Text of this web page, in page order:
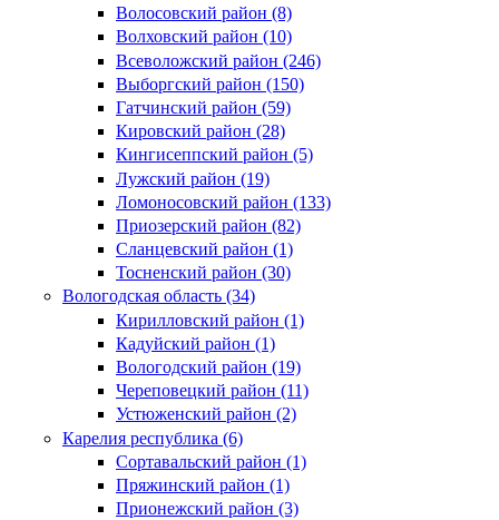
Волосовский район (8)
Волховский район (10)
Всеволожский район (246)
Выборгский район (150)
Гатчинский район (59)
Кировский район (28)
Кингисеппский район (5)
Лужский район (19)
Ломоносовский район (133)
Приозерский район (82)
Сланцевский район (1)
Тосненский район (30)
Вологодская область (34)
Кирилловский район (1)
Кадуйский район (1)
Вологодский район (19)
Череповецкий район (11)
Устюженский район (2)
Карелия республика (6)
Сортавальский район (1)
Пряжинский район (1)
Прионежский район (3)